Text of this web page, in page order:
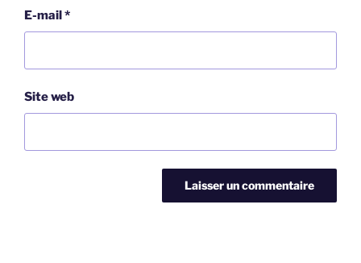
E-mail *
Site web